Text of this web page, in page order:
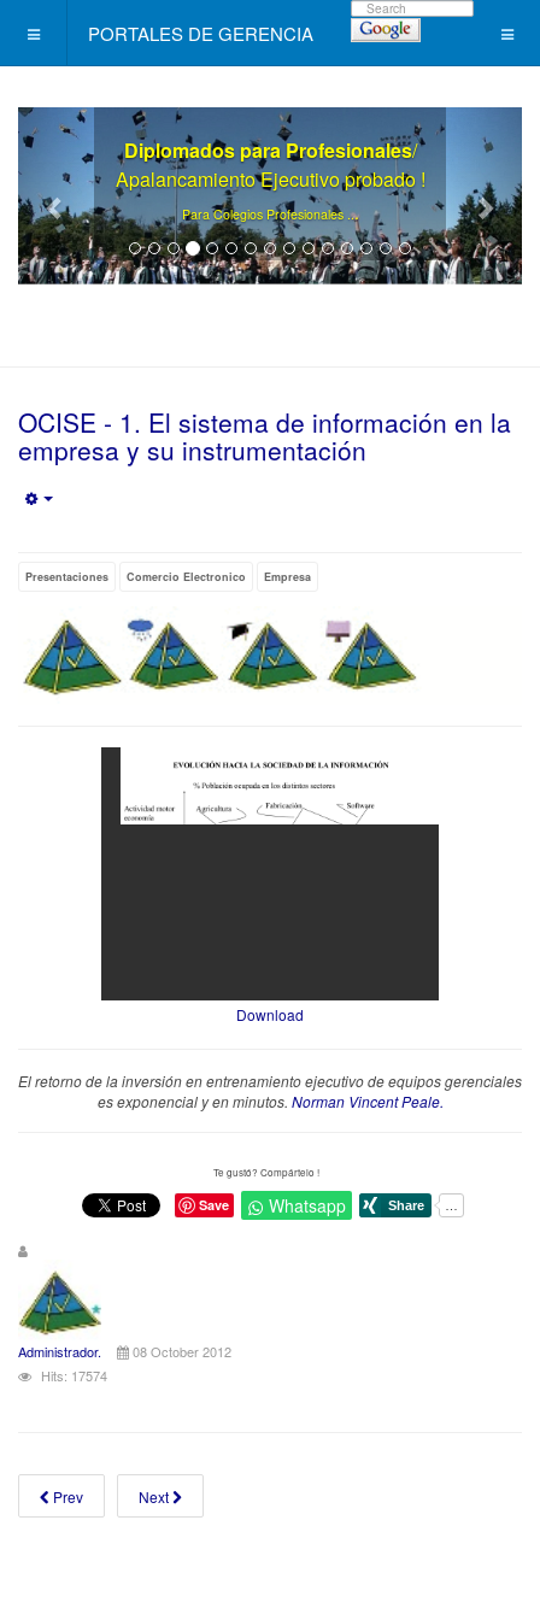
PORTALES DE GERENCIA
Diplomados para Profesionales/
Apalancamiento Ejecutivo probado !
Para Colegios Profesionales ...
OCISE - 1. El sistema de información en la
empresa y su instrumentación
Presentaciones Comercio Electronico Empresa
Download
El retorno de la inversión en entrenamiento ejecutivo de equipos gerenciales
es exponencial y en minutos. Norman Vincent Peale.
Te gustó? Compártelo !
Save Whatsapp
Administrador.
08 October 2012
Hits: 17574
Prev Next